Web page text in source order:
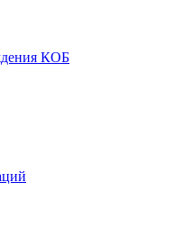
КОБ